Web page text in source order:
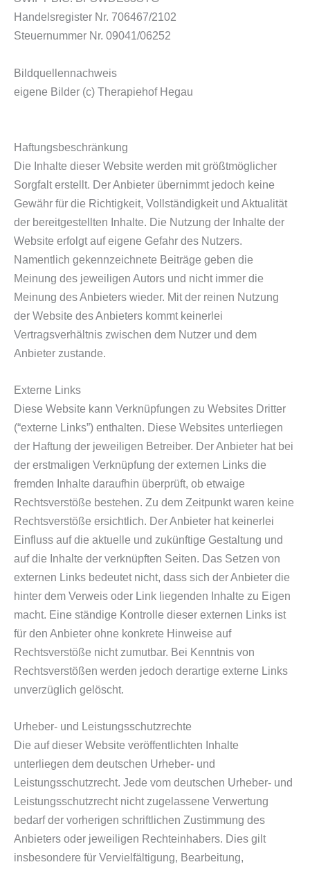
Handelsregister Nr. 706467/2102
Steuernummer Nr. 09041/06252
Bildquellennachweis
eigene Bilder (c) Therapiehof Hegau
Haftungsbeschränkung
Die Inhalte dieser Website werden mit größtmöglicher
Sorgfalt erstellt. Der Anbieter übernimmt jedoch keine
Gewähr für die Richtigkeit, Vollständigkeit und Aktualität
der bereitgestellten Inhalte. Die Nutzung der Inhalte der
Website erfolgt auf eigene Gefahr des Nutzers.
Namentlich gekennzeichnete Beiträge geben die
Meinung des jeweiligen Autors und nicht immer die
Meinung des Anbieters wieder. Mit der reinen Nutzung
der Website des Anbieters kommt keinerlei
Vertragsverhältnis zwischen dem Nutzer und dem
Anbieter zustande.
Externe Links
Diese Website kann Verknüpfungen zu Websites Dritter
(“externe Links”) enthalten. Diese Websites unterliegen
der Haftung der jeweiligen Betreiber. Der Anbieter hat bei
der erstmaligen Verknüpfung der externen Links die
fremden Inhalte daraufhin überprüft, ob etwaige
Rechtsverstöße bestehen. Zu dem Zeitpunkt waren keine
Rechtsverstöße ersichtlich. Der Anbieter hat keinerlei
Einfluss auf die aktuelle und zukünftige Gestaltung und
auf die Inhalte der verknüpften Seiten. Das Setzen von
externen Links bedeutet nicht, dass sich der Anbieter die
hinter dem Verweis oder Link liegenden Inhalte zu Eigen
macht. Eine ständige Kontrolle dieser externen Links ist
für den Anbieter ohne konkrete Hinweise auf
Rechtsverstöße nicht zumutbar. Bei Kenntnis von
Rechtsverstößen werden jedoch derartige externe Links
unverzüglich gelöscht.
Urheber- und Leistungsschutzrechte
Die auf dieser Website veröffentlichten Inhalte
unterliegen dem deutschen Urheber- und
Leistungsschutzrecht. Jede vom deutschen Urheber- und
Leistungsschutzrecht nicht zugelassene Verwertung
bedarf der vorherigen schriftlichen Zustimmung des
Anbieters oder jeweiligen Rechteinhabers. Dies gilt
insbesondere für Vervielfältigung, Bearbeitung,